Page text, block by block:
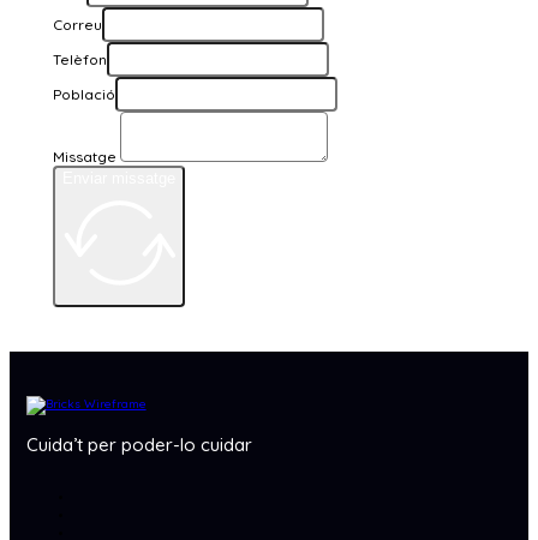
Correu
Telèfon
Població
Missatge
Cuida’t per poder-lo cuidar